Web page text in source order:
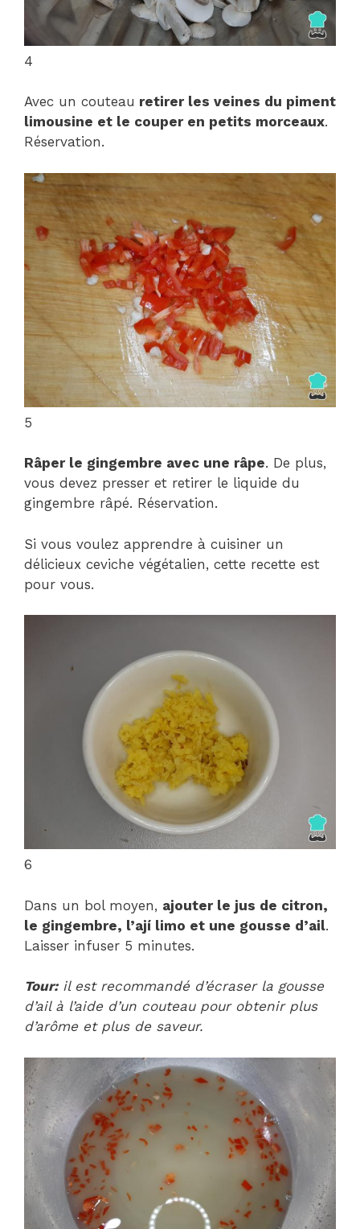
4
Avec un couteau retirer les veines du piment
limousine et le couper en petits morceaux.
Réservation.
5
Râper le gingembre avec une râpe. De plus,
vous devez presser et retirer le liquide du
gingembre râpé. Réservation.
Si vous voulez apprendre à cuisiner un
délicieux ceviche végétalien, cette recette est
pour vous.
6
Dans un bol moyen, ajouter le jus de citron,
le gingembre, l’ají limo et une gousse d’ail.
Laisser infuser 5 minutes.
Tour:il est recommandé d’écraser la gousse
d’ail à l’aide d’un couteau pour obtenir plus
d’arôme et plus de saveur.